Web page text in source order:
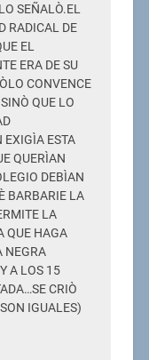
SEÑALÒ.EL
RADICAL DE
EL
ERA DE SU
CONVENCE
QUE LO
ESTA
QUERÌAN
DEBÌAN
BARBARIE LA
LA
QUE HAGA
NEGRA
A LOS 15
CRIÒ
IGUALES)